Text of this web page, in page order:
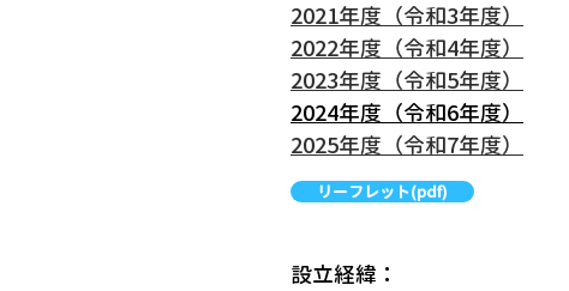
2021年度（令和3年度）
​2022年度（令和4年度）
2023年度（令和5年度）
2024年度（令和6年度）
2025年度（令和7年度）
設立経緯：
リーフレット(pdf)